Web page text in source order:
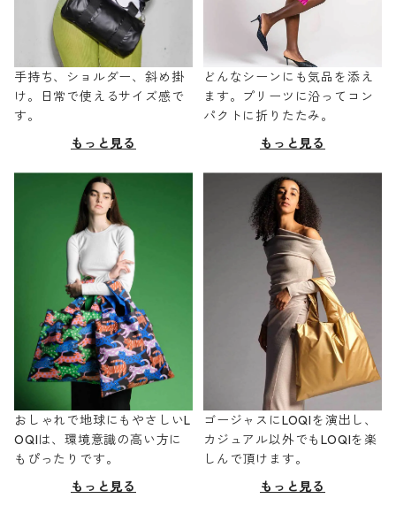
手持ち、ショルダー、斜め掛
け。日常で使えるサイズ感で
す。
もっと見る
どんなシーンにも気品を添え
ます。プリーツに沿ってコン
パクトに折りたたみ。
もっと見る
おしゃれで地球にもやさしいL
OQIは、環境意識の高い方に
もぴったりです。
もっと見る
ゴージャスにLOQIを演出し、
カジュアル以外でもLOQIを楽
しんで頂けます。
もっと見る